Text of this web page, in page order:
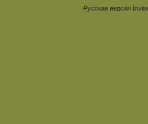
Русская версия